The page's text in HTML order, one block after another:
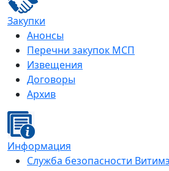
Закупки
Анонсы
Перечни закупок МСП
Извещения
Договоры
Архив
Информация
Служба безопасности